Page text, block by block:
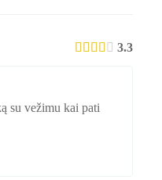
3.3
su vežimu kai pati